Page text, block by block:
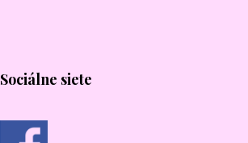
Sociálne siete